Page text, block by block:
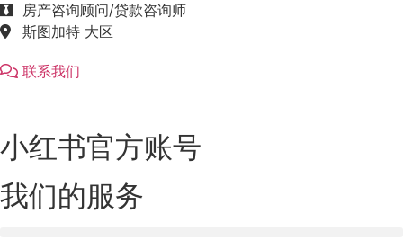
房产咨询顾问/贷款咨询师
斯图加特 大区
联系我们
小红书官方账号
我们的服务